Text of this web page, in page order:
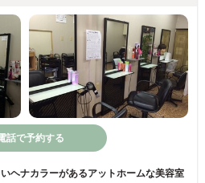
話で予約する
ヘナカラーがあるアットホームな美容室